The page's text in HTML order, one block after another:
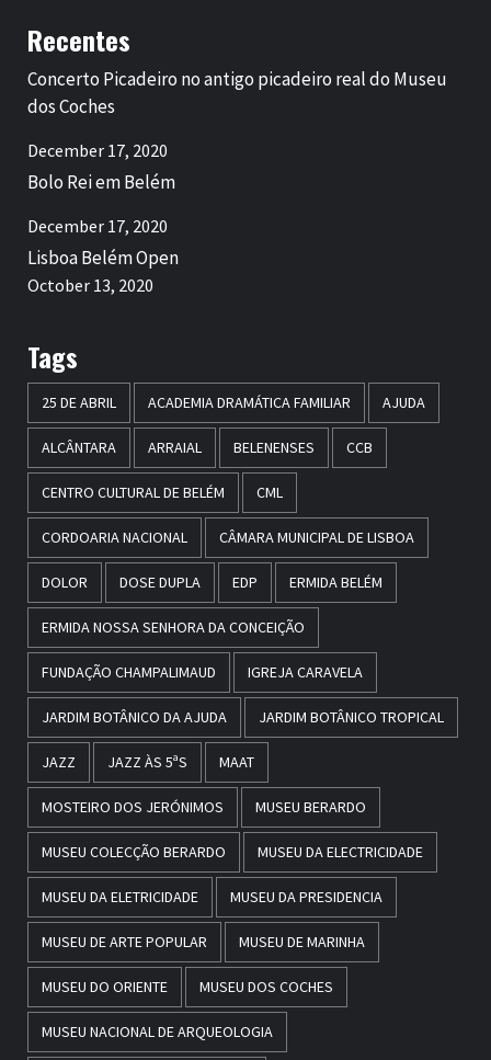
Recentes
Concerto Picadeiro no antigo picadeiro real do Museu
dos Coches
December 17, 2020
Bolo Rei em Belém
December 17, 2020
Lisboa Belém Open
October 13, 2020
Tags
25 DE ABRIL ACADEMIA DRAMÁTICA FAMILIAR AJUDA
ALCÂNTARA ARRAIAL BELENENSES CCB
CENTRO CULTURAL DE BELÉM CML
CORDOARIA NACIONAL CÂMARA MUNICIPAL DE LISBOA
DOLOR DOSE DUPLA EDP ERMIDA BELÉM
ERMIDA NOSSA SENHORA DA CONCEIÇÃO
FUNDAÇÃO CHAMPALIMAUD IGREJA CARAVELA
JARDIM BOTÂNICO DA AJUDA JARDIM BOTÂNICO TROPICAL
JAZZ JAZZ ÀS 5ªS MAAT
MOSTEIRO DOS JERÓNIMOS MUSEU BERARDO
MUSEU COLECÇÃO BERARDO MUSEU DA ELECTRICIDADE
MUSEU DA ELETRICIDADE MUSEU DA PRESIDENCIA
MUSEU DE ARTE POPULAR MUSEU DE MARINHA
MUSEU DO ORIENTE MUSEU DOS COCHES
MUSEU NACIONAL DE ARQUEOLOGIA